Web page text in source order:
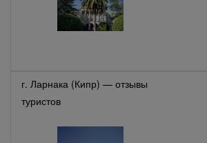
г. Ларнака (Кипр) — отзывы
туристов